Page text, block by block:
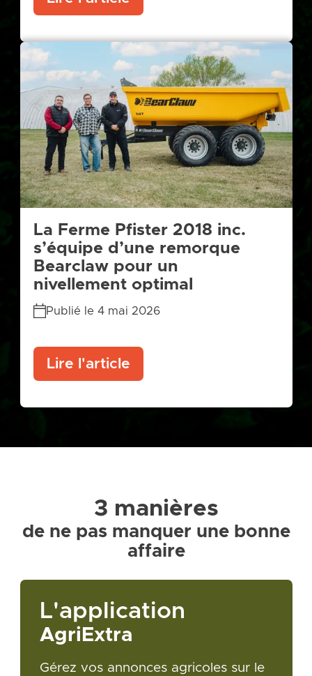
La Ferme Pfister 2018 inc.
s’équipe d’une remorque
Bearclaw pour un
nivellement optimal
Publié le 4 mai 2026
Lire l'article
3 manières
de ne pas manquer une bonne
affaire
L'application
AgriExtra
Gérez vos annonces agricoles sur le